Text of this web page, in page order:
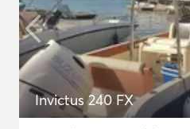
Invictus 240 FX